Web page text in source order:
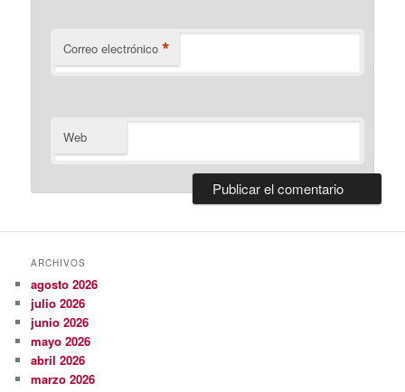
Correo electrónico *
Web
ARCHIVOS
agosto 2026
julio 2026
junio 2026
mayo 2026
abril 2026
marzo 2026